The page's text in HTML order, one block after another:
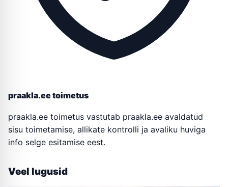
praakla.ee toimetus
praakla.ee toimetus vastutab praakla.ee avaldatud
sisu toimetamise, allikate kontrolli ja avaliku huviga
info selge esitamise eest.
Veel lugusid